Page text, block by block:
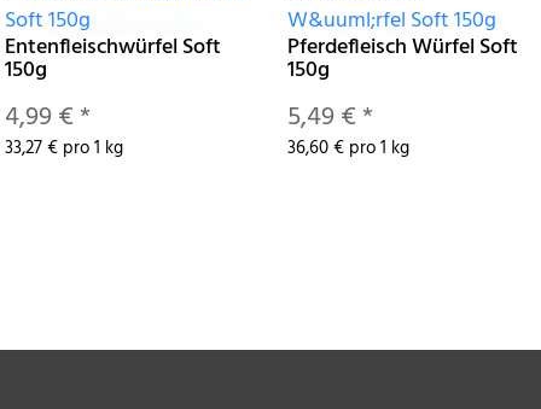
Entenfleischwürfel Soft
150g
4,99 € *
33,27 € pro 1 kg
Pferdefleisch Würfel Soft
150g
5,49 € *
36,60 € pro 1 kg